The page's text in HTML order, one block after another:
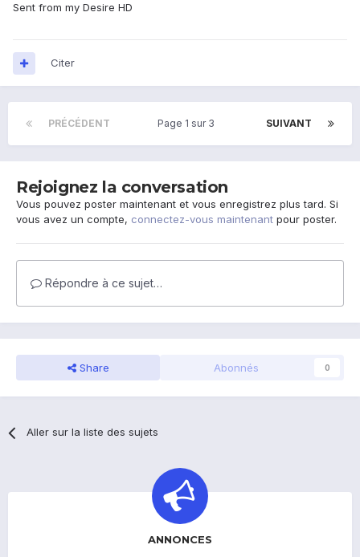
Sent from my Desire HD
Citer
PRÉCÉDENT SUIVANT
Page 1 sur 3
Rejoignez la conversation
Vous pouvez poster maintenant et vous enregistrez plus tard. Si
vous avez un compte, connectez-vous maintenant pour poster.
Répondre à ce sujet…
Share Abonnés 0
Aller sur la liste des sujets
ANNONCES